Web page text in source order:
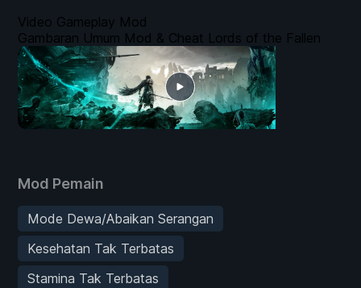
Mod Pemain
Mode Dewa/Abaikan Serangan
Kesehatan Tak Terbatas
Stamina Tak Terbatas
Video Gameplay Mod
Gambaran Umum Mod & Cheat Lords of the Fallen